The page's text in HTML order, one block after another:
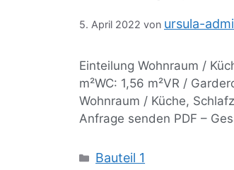
5. April 2022 von ursula-
Einteilung Wohnraum /
m²WC: 1,56 m²VR /
Wohnraum / Küche,
Anfrage senden PDF –
Bauteil 1